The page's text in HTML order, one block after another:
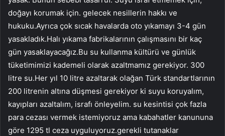
doğayı korumak için. gelecek nesillerin hakkı ve
hukuku.Ayrıca çok sıcak havalarda oto yıkamayı 3-4 gün
yasakladık.Halı yıkama fabrikalarının çalışmasını bir kaç
gün yasaklayacağız.Bu su kullanma kültürü ve günlük
tüketimimizi kademeli olarak azaltmamız gerekiyor. 300
litre su.Her yıl 10 litre azaltarak olağan Türk standartlarının
200 litrenin altına düşmesi gerekiyor ki suyu koruyalım,
kayıpları azaltalım, israfı önleyelim. su kesintisi çok fazla
para cezası vermek istemiyoruz ama kabahatler kanununa
göre 1295 tl ceza uyguluyoruz.gerekli tutanaklar